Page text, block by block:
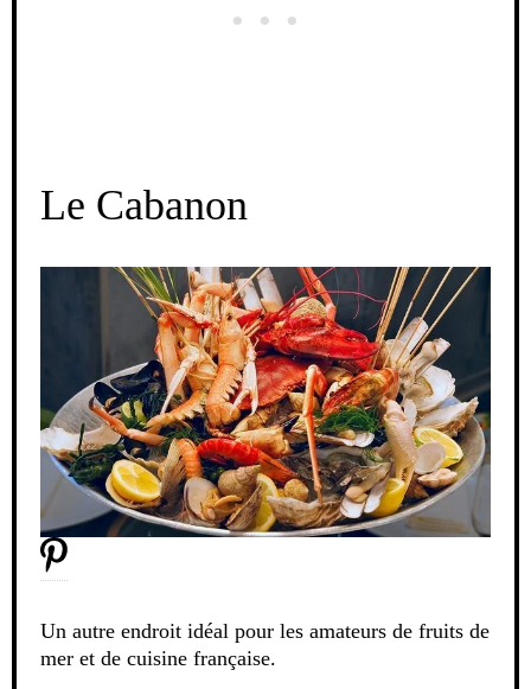
Le Cabanon
Un autre endroit idéal pour les amateurs de fruits de
mer et de cuisine française.